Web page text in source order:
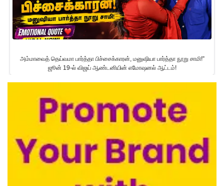
அம்மாவைத் தெய்வமா பார்த்தா பிச்சைக்காரன், மனுஷியா பார்த்தா நூறு சாமி!”
ஜூன் 19-ல் விஜய் ஆண்டனியின் எமோஷனல் ஆட்டம்!